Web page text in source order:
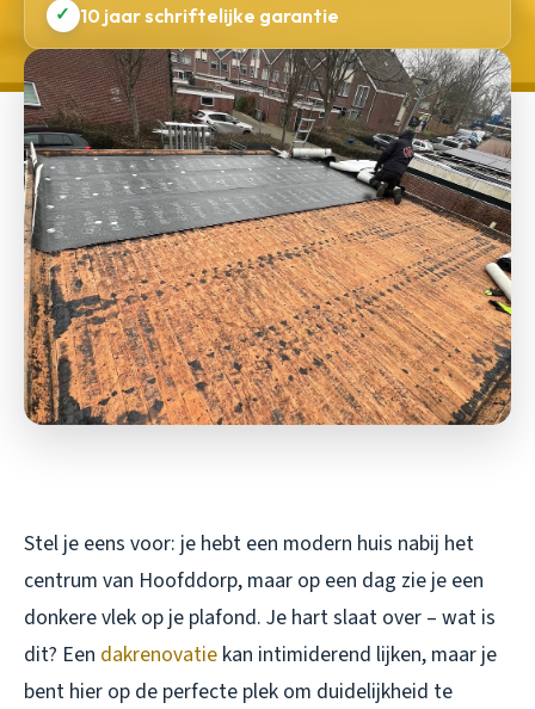
✓ 10 jaar schriftelijke garantie
Stel je eens voor: je hebt een modern huis nabij het
centrum van Hoofddorp, maar op een dag zie je een
donkere vlek op je plafond. Je hart slaat over – wat is
dit? Een dakrenovatie kan intimiderend lijken, maar je
bent hier op de perfecte plek om duidelijkheid te